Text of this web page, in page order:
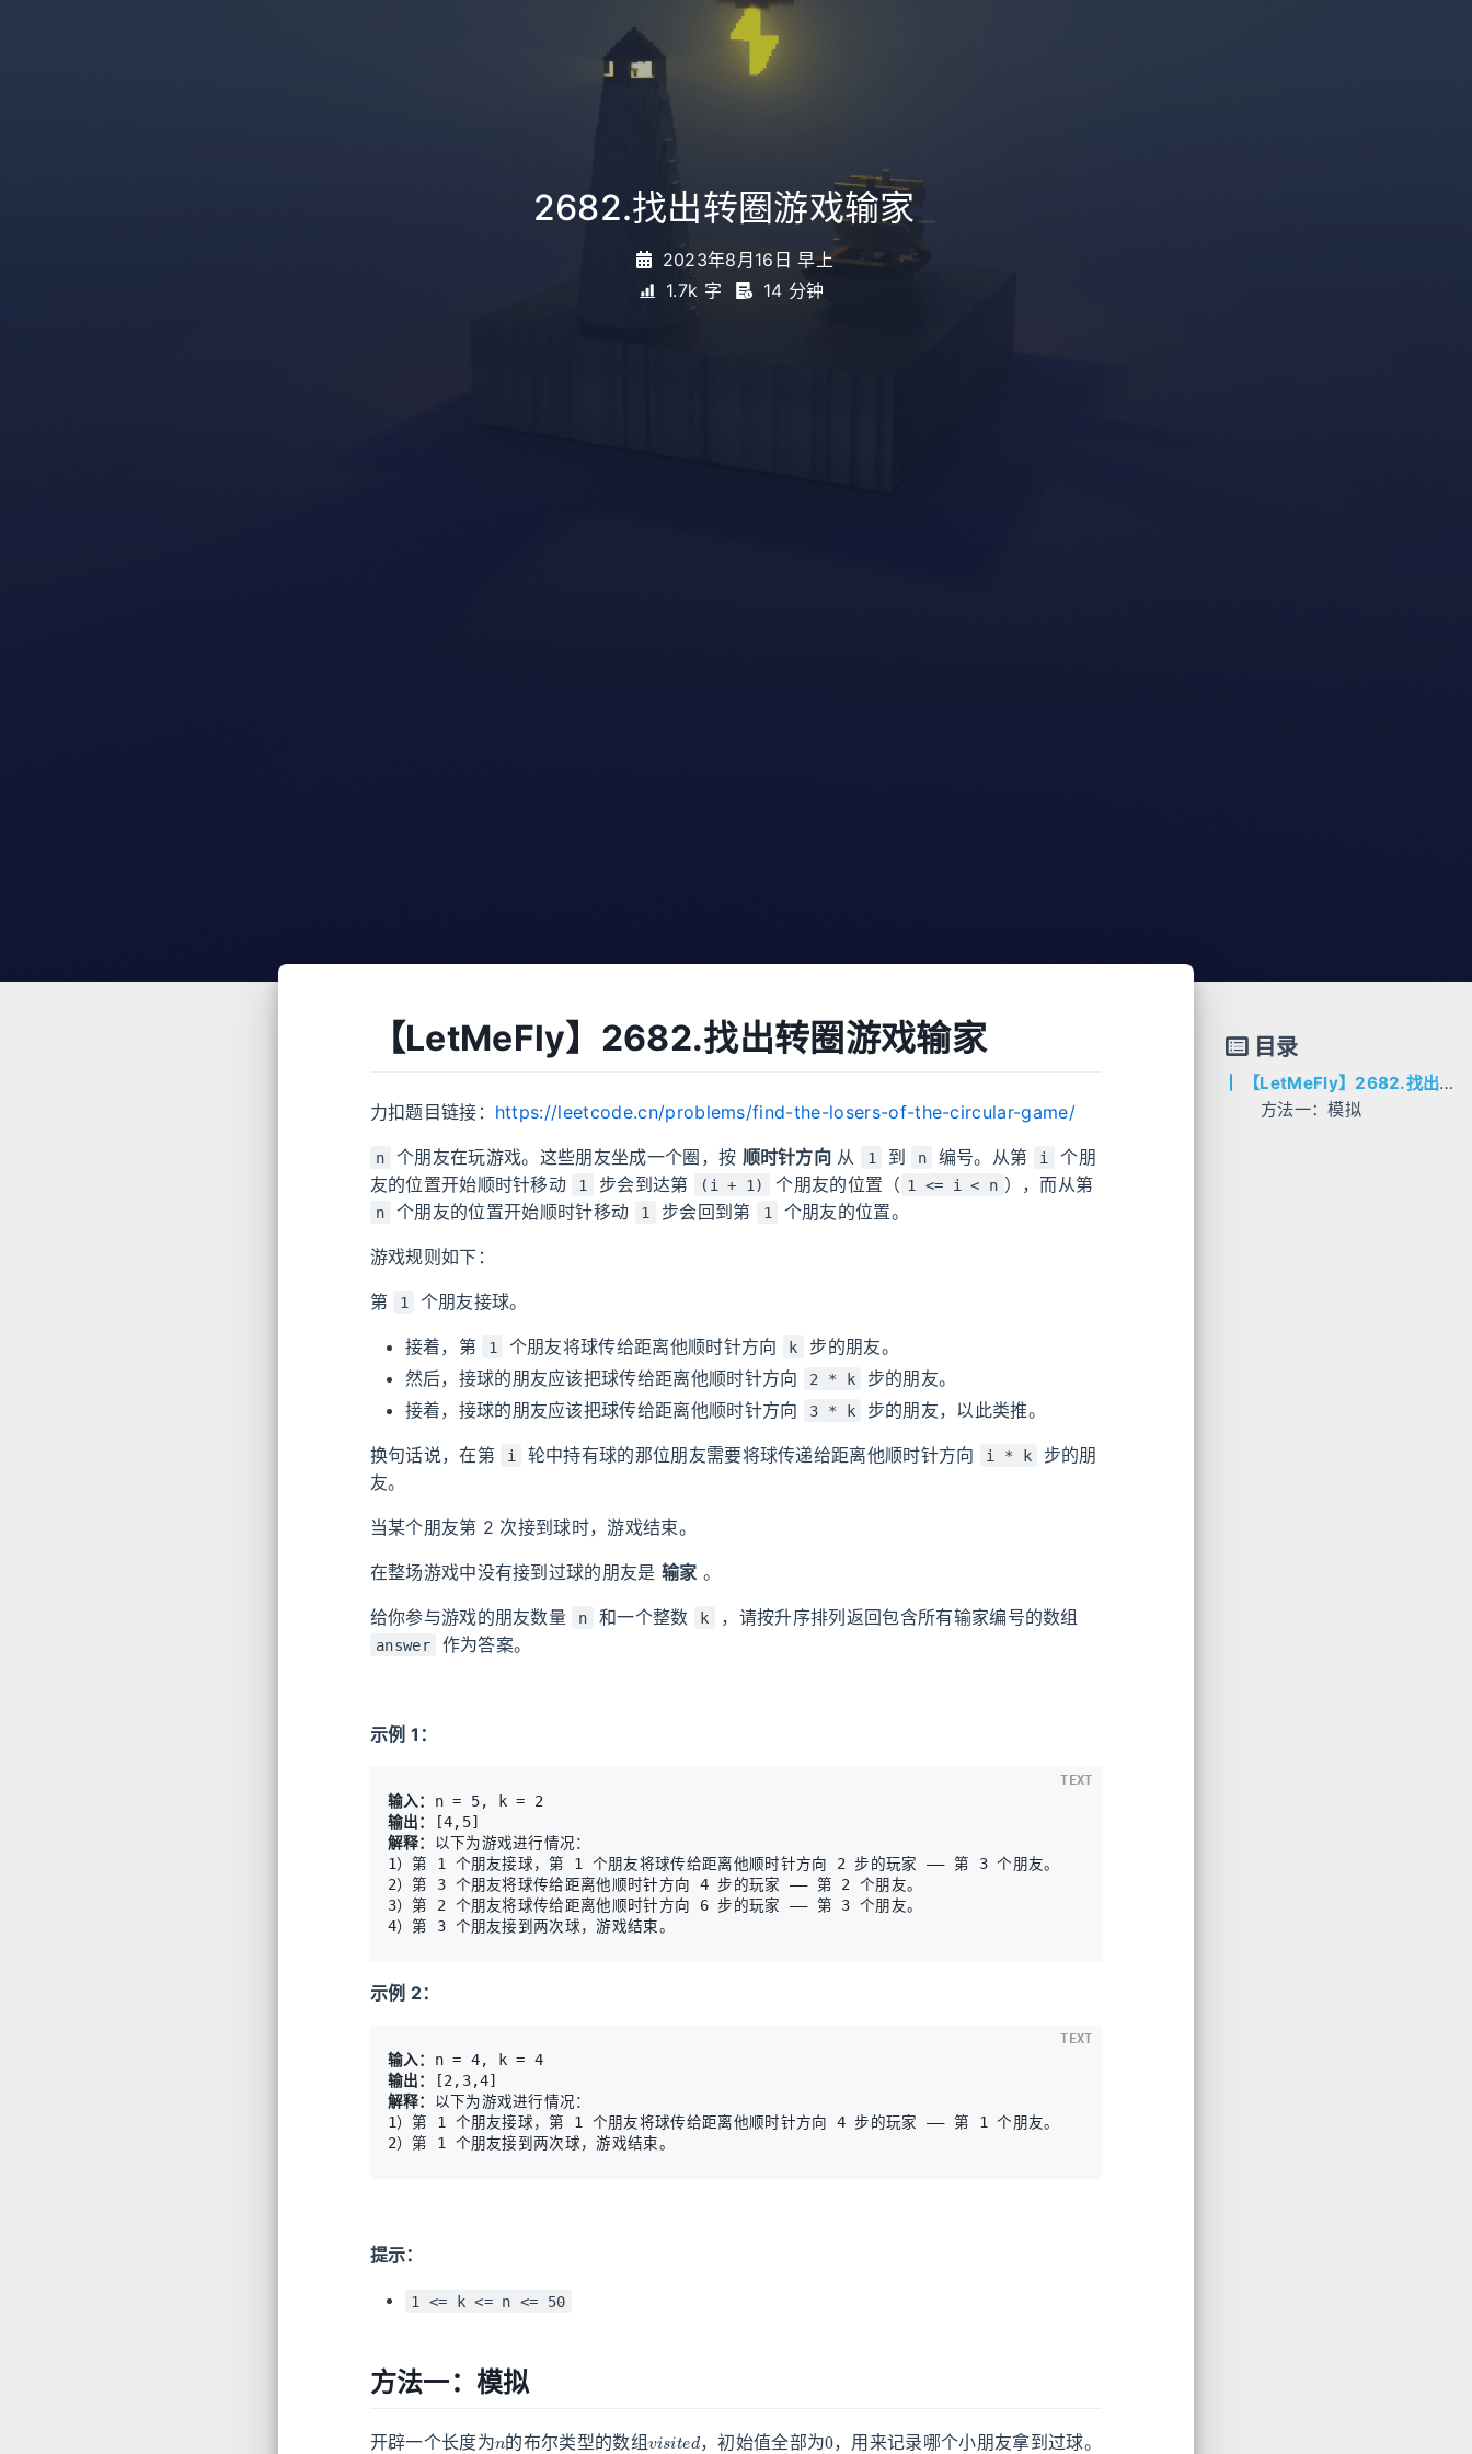
2682.找出转圈游戏输家
2023年8月16日 早上
1.7k 字
14 分钟
【LetMeFly】2682.找出转圈游戏输家
力扣题目链接： https://leetcode.cn/problems/find-the-losers-of-the-circular-game/
n 个朋友在玩游戏。这些朋友坐成一个圈，按 顺时针方向 从 1 到 n 编号。从第 i
个朋
友的位置开始顺时针移动
1 步会到达第 (i + 1) 个朋友的位置（ 1 <= i < n ），而从第
n 个朋友的位置开始顺时针移动 1 步会回到第 1 个朋友的位置。
游戏规则如下：
第 1 个朋友接球。
接着，第 1 个朋友将球传给距离他顺时针方向 k
步的朋友。
然后，接球的朋友应该把球传给距离他顺时针方向
2 * k
步的朋友。
接着，接球的朋友应该把球传给距离他顺时针方向
3 * k 步的朋友，以此类推。
换句话说，在第 i 轮中持有球的那位朋友需要将球传递给距离他顺时针方向 i * k
步的朋
友。
当某个朋友第 2 次接到球时，游戏结束。
在整场游戏中没有接到过球的朋友是输家 。
给你参与游戏的朋友数量 n 和一个整数 k ，请按升序排列返回包含所有输家编号的数组
answer 作为答案。
示例 1：
输入：
输出：
解释： 以下为游戏进行情况：
1）第 1 个朋友接球，第 1
个朋友将球传给距离他顺时针方向 2 步的玩家 —— 第 3 个朋友。
2）第 3 个朋友将球传给距离他顺时针方向 4 步的玩家 —— 第 2 个朋友。
3）第 2 个朋友将球传给距离他顺时针方向 6 步的玩家 —— 第 3 个朋友。
TEXT
示例 2：
输入：
输出：
解释： 以下为游戏进行情况：
1）第 1 个朋友接球，第 1
个朋友将球传给距离他顺时针方向 4 步的玩家 —— 第 1 个朋友。
2）第 1 个朋友接到两次球，游戏结束。
TEXT
提示：
1 <= k <= n <= 50
方法一：模拟
开辟一个长度为 的布尔类型的数组 ，初始值全部为 ，用来记录哪个小朋友拿到过球。
目录
【LetMeFly】2682.找出转圈游戏输家
方法一：模拟